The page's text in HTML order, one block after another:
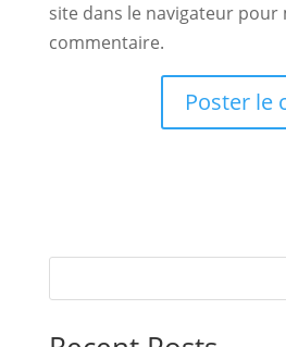
site dans le navigateur
commentaire.